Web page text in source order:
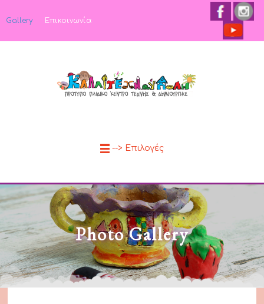
Gallery Επικοινωνία
--> Επιλογές
Photo Gallery